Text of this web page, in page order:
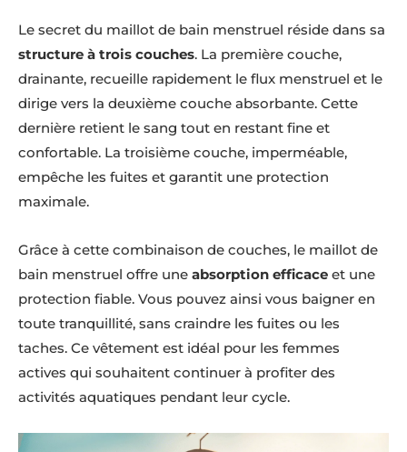
Le secret du maillot de bain menstruel réside dans sa
structure à trois couches. La première couche,
drainante, recueille rapidement le flux menstruel et le
dirige vers la deuxième couche absorbante. Cette
dernière retient le sang tout en restant fine et
confortable. La troisième couche, imperméable,
empêche les fuites et garantit une protection
maximale.
Grâce à cette combinaison de couches, le maillot de
bain menstruel offre une absorption efficace et une
protection fiable. Vous pouvez ainsi vous baigner en
toute tranquillité, sans craindre les fuites ou les
taches. Ce vêtement est idéal pour les femmes
actives qui souhaitent continuer à profiter des
activités aquatiques pendant leur cycle.